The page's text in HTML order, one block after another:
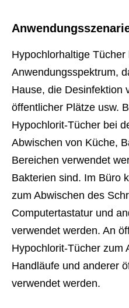
Hypochlorhaltige
Anwendungsspektrum,
Hause, die Desinfektion
öffentlicher Plätze usw.
Hypochlorit-Tücher bei
Abwischen von Küche,
Bereichen verwendet
Bakterien sind. Im Büro
zum Abwischen des
Computertastatur und
verwendet werden. An
Hypochlorit-Tücher zum
Handläufe und anderer
verwendet werden.